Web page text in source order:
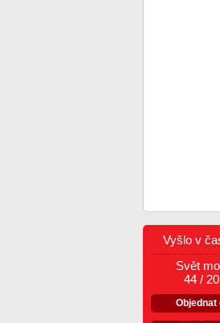
Vyšlo v
Svět
44 /
Objednat